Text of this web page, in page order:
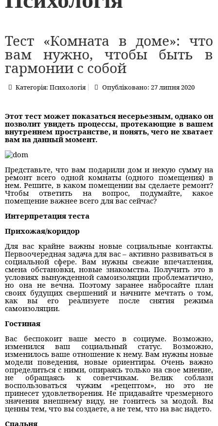
Тест «Комната в доме»: что
вам нужно, чтобы быть в
гармонии с собой
Категорія:Психологія Опубліковано: 27 липня 2020
Этот тест может показаться несерьезным, однако он
позволит увидеть процессы, протекающие в вашем
внутреннем пространстве, и понять, чего не хватает
вам на данный момент.
Представьте, что вам подарили дом и некую сумму на
ремонт всего одной комнаты (одного помещения) в
нем. Решите, в каком помещении вы сделаете ремонт?
Чтобы ответить на вопрос, подумайте, какое
помещение важнее всего для вас сейчас?
Интерпретация теста
Прихожая/коридор
Для вас крайне важны новые социальные контакты.
Первоочередная задача для вас – активно развиваться в
социальной сфере. Вам нужны свежие впечатления,
смена обстановки, новые знакомства. Получить это в
условиях вынужденной самоизоляции проблематично,
но она не вечна. Поэтому заранее набросайте план
своих будущих свершений и начните мечтать о том,
как вы его реализуете после снятия режима
самоизоляции.
Гостиная
Вас беспокоит ваше место в социуме. Возможно,
изменился ваш социальный статус. Возможно,
изменилось ваше отношение к нему. Вам нужны новые
модели поведения, новые ориентиры. Очень важно
определиться с ними, опираясь только на свое мнение,
не обращаясь к советчикам. Велик соблазн
воспользоваться чужим «рецептом», но это не
принесет удовлетворения. Не придавайте чрезмерного
значения внешнему виду, не гонитесь за модой. Вы
ценны тем, что вы создаете, а не тем, что на вас надето.
Спальня